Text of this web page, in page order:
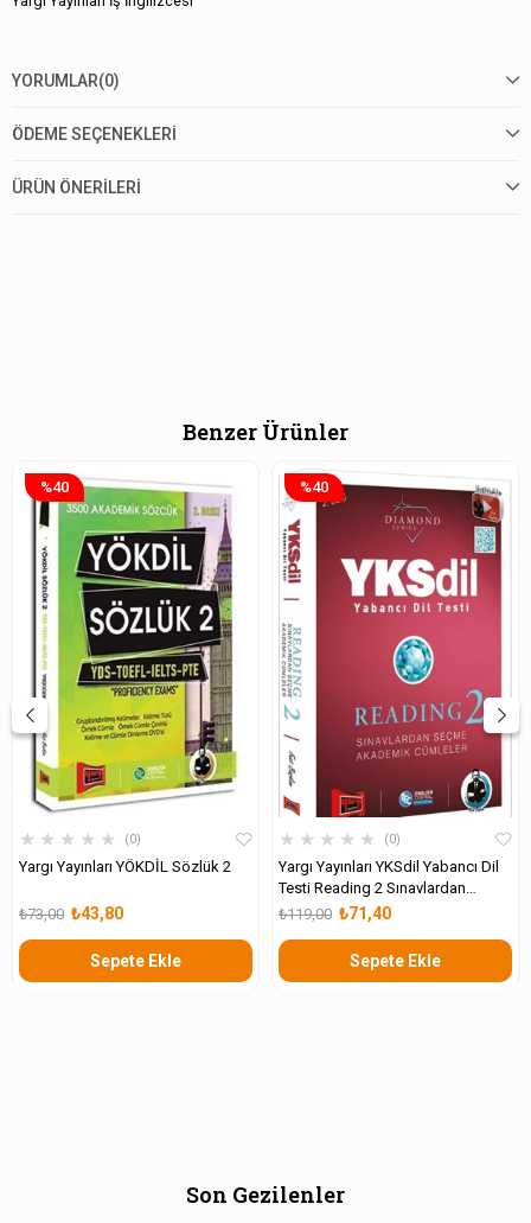
YORUMLAR(0)
ÖDEME SEÇENEKLERI
ÜRÜN ÖNERILERI
Benzer Ürünler
★ ★ ★ ★ ★ 0
Yargı Yayınları YÖKDİL Sözlük 2
₺43,80
₺73,00
Sepete Ekle
%40
★ ★ ★ ★ ★ 0
Yargı Yayınları YKSdil Yabancı Dil
Testi Reading 2 Sınavlardan
Seçme Akademik Cümleler
₺71,40
₺119,00
Sepete Ekle
%40
Son Gezilenler